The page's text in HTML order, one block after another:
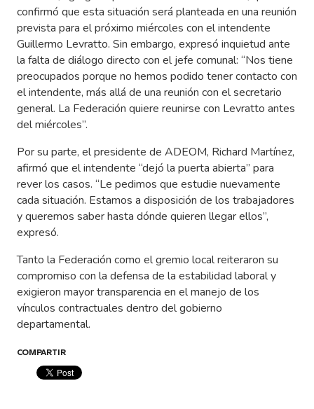
confirmó que esta situación será planteada en una reunión
prevista para el próximo miércoles con el intendente
Guillermo Levratto. Sin embargo, expresó inquietud ante
la falta de diálogo directo con el jefe comunal: “Nos tiene
preocupados porque no hemos podido tener contacto con
el intendente, más allá de una reunión con el secretario
general. La Federación quiere reunirse con Levratto antes
del miércoles”.
Por su parte, el presidente de ADEOM, Richard Martínez,
afirmó que el intendente “dejó la puerta abierta” para
rever los casos. “Le pedimos que estudie nuevamente
cada situación. Estamos a disposición de los trabajadores
y queremos saber hasta dónde quieren llegar ellos”,
expresó.
Tanto la Federación como el gremio local reiteraron su
compromiso con la defensa de la estabilidad laboral y
exigieron mayor transparencia en el manejo de los
vínculos contractuales dentro del gobierno
departamental.
COMPARTIR